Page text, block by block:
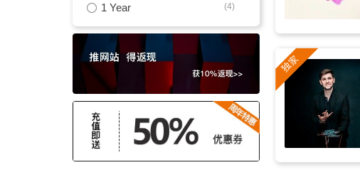
端午节 (8)
活力 (8)
新闻 (8)
平静 (7)
1 Year
(4)